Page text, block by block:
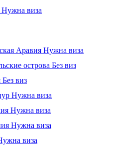
Нужна виза
Аравия Нужна виза
острова Без виз
Без виз
Нужна виза
Нужна виза
Нужна виза
виза